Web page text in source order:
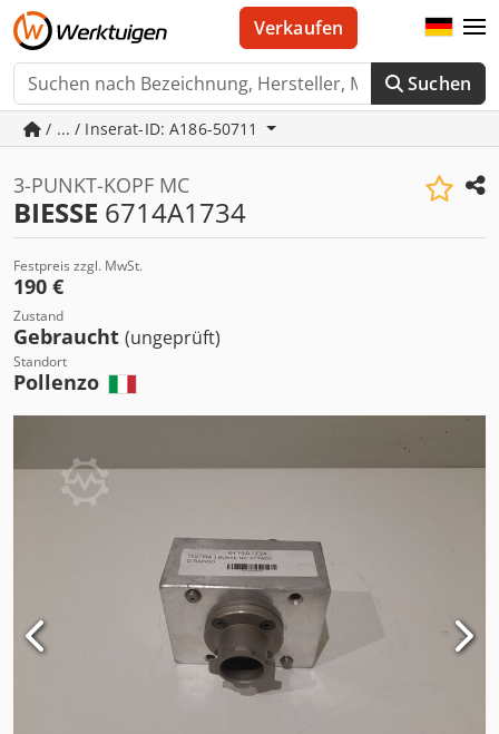
Suchen
Verkaufen
/ ... / Inserat-ID: A186-50711
3-PUNKT-KOPF MC
BIESSE 6714A1734
Festpreis zzgl. MwSt.
190 €
Zustand
Gebraucht (ungeprüft)
Standort
Pollenzo